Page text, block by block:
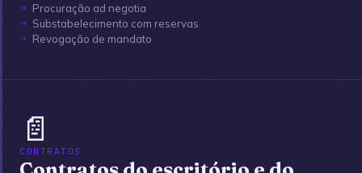
Procuração ad negotia
Substabelecimento com reservas
Revogação de mandato
📄
CONTRATOS